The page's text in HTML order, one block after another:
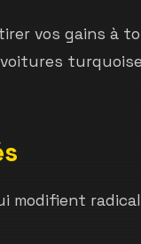
vos gains à
modifient